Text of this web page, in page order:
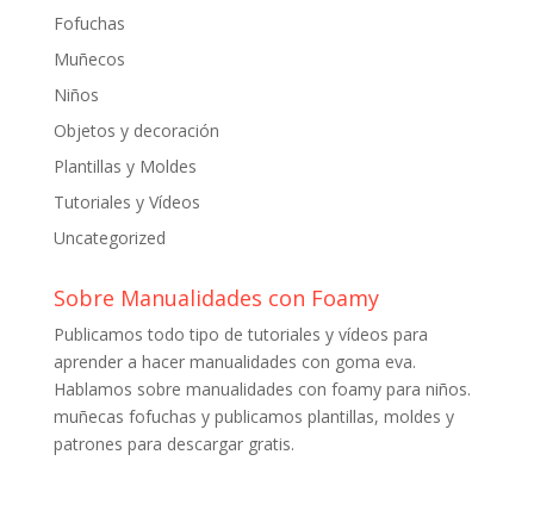
Fofuchas
Muñecos
Niños
Objetos y decoración
Plantillas y Moldes
Tutoriales y Vídeos
Uncategorized
Sobre Manualidades con Foamy
Publicamos todo tipo de tutoriales y vídeos para
aprender a hacer manualidades con goma eva.
Hablamos sobre manualidades con foamy para niños.
muñecas fofuchas y publicamos plantillas, moldes y
patrones para descargar gratis.